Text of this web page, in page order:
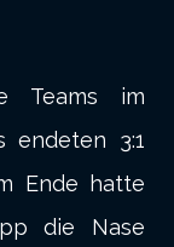
Teams im
endeten 3:1
Ende hatte
die Nase